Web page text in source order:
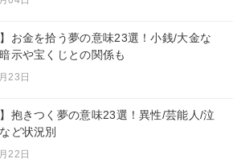
】お金を拾う夢の意味23選！小銭/大金な
示や宝くじとの関係も
23日
】抱きつく夢の意味23選！異性/芸能人/泣
ど状況別
22日